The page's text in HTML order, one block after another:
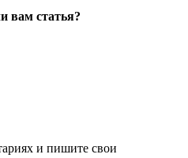
вам статья?
и пишите свои